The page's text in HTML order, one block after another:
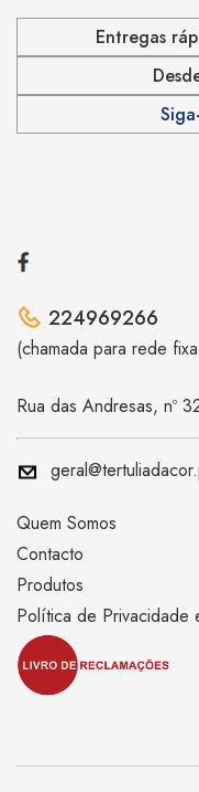
Entregas
224969266
(chamada para rede
Rua das Andresas, nº
Quem Somos
Contacto
Produtos
Política de Privacidade